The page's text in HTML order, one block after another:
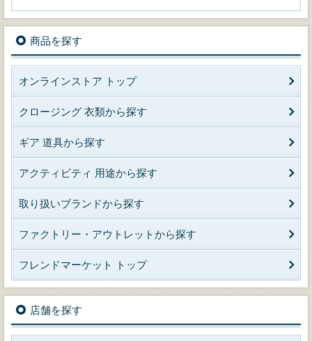
商品を探す
オンラインストア トップ
クロージング 衣類から探す
ギア 道具から探す
アクティビティ 用途から探す
取り扱いブランドから探す
ファクトリー・アウトレットから探す
フレンドマーケット トップ
店舗を探す